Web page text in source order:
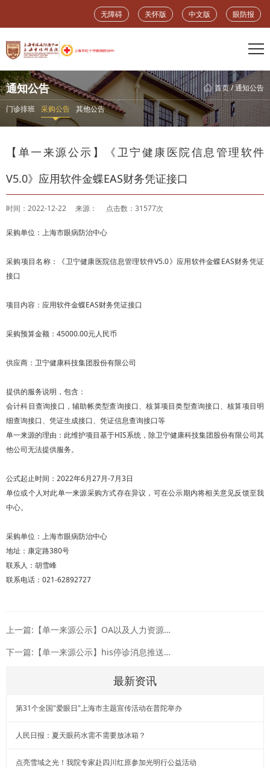
无障碍 关怀版 中文版 眼防报
通知公告 首页/通知公告
门诊排班 采购公告 其他公告
【单一来源公示】《卫宁健康医院信息管理软件
V5.0》应用软件金蝶EAS财务凭证接口
时间：2022-12-22 来源： 点击数：31577次
采购单位：上海市眼病防治中心
采购项目名称：《卫宁健康医院信息管理软件V5.0》应用软件金蝶EAS财务凭证
接口
项目内容：应用软件金蝶EAS财务凭证接口
采购预算金额：45000.00元人民币
供应商：卫宁健康科技集团股份有限公司
提供的服务说明，包含：
会计科目查询接口，辅助帐类型查询接口、核算项目类型查询接口、核算项目明
细查询接口、凭证生成接口、凭证信息查询接口等
单一来源的理由：此维护项目基于HIS系统，除卫宁健康科技集团股份有限公司其
他公司无法提供服务。
公式起止时间：2022年6月27月-7月3日
单位或个人对此单一来源采购方式存在异议，可在公示期内将相关意见反馈至我
中心。
采购单位：上海市眼病防治中心
地址：康定路380号
联系人：胡雪峰
联系电话：021-62892727
上一篇:【单一来源公示】OA以及人力资源系统项目维护服务
下一篇:【单一来源公示】his停诊消息推送接口改造
最新资讯
第31个全国"爱眼日"上海市主题宣传活动在普陀举办
人民日报：夏天眼药水需不需要放冰箱？
点亮雪域之光！我院专家赴四川红原参加光明行公益活动